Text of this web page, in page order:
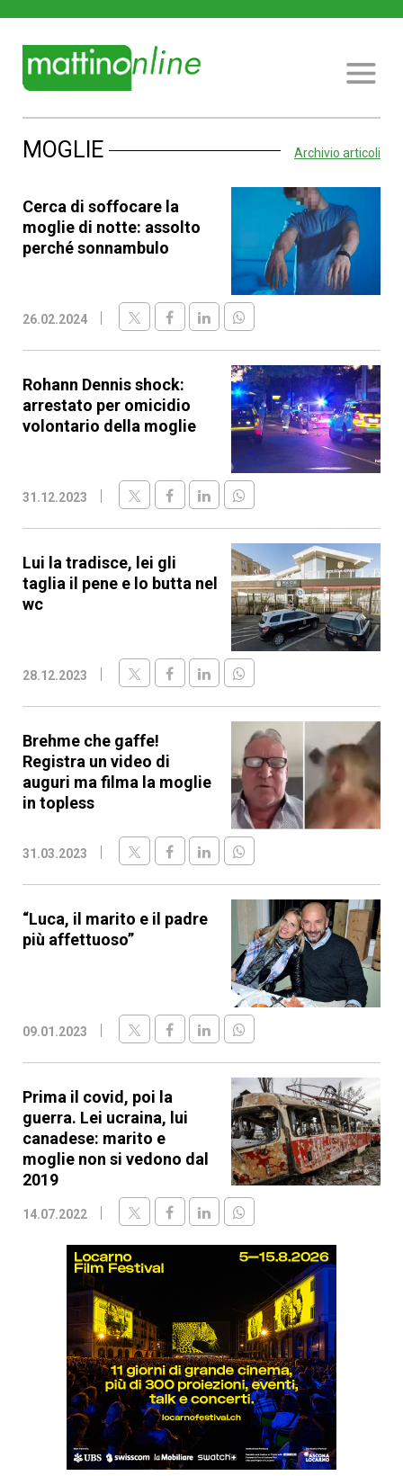
MOGLIE Archivio articoli
Cerca di soffocare la
moglie di notte: assolto
perché sonnambulo
26.02.2024
Rohann Dennis shock:
arrestato per omicidio
volontario della moglie
31.12.2023
Lui la tradisce, lei gli
taglia il pene e lo butta nel
wc
28.12.2023
Brehme che gaffe!
Registra un video di
auguri ma filma la moglie
in topless
31.03.2023
“Luca, il marito e il padre
più affettuoso”
09.01.2023
Prima il covid, poi la
guerra. Lei ucraina, lui
canadese: marito e
moglie non si vedono dal
2019
14.07.2022